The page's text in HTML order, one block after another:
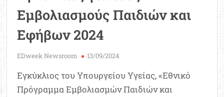
Εμβολιασμούς Παιδιών και
Εφήβων 2024
EDweek Newsroom 13/09/2024
Εγκύκλιος του Υπουργείου Υγείας, «Εθνικό
Πρόγραμμα Εμβολιασμών Παιδιών και